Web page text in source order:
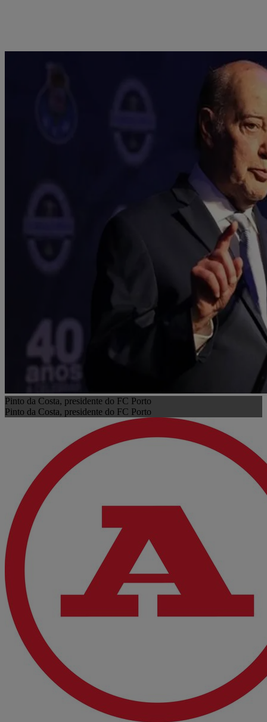
Pinto da Costa, presidente do FC Porto
Pinto da Costa, presidente do FC Porto